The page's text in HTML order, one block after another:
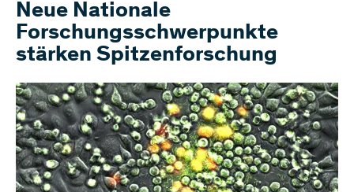
Neue Nationale
Forschungsschwerpunkte
stärken Spitzenforschung